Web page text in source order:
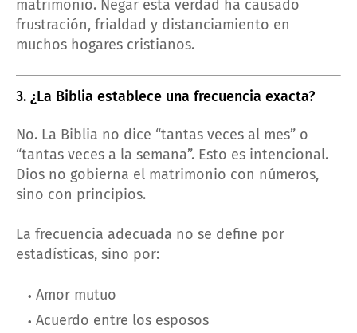
matrimonio. Negar esta verdad ha causado
frustración, frialdad y distanciamiento en
muchos hogares cristianos.
3. ¿La Biblia establece una frecuencia exacta?
No. La Biblia no dice “tantas veces al mes” o
“tantas veces a la semana”. Esto es intencional.
Dios no gobierna el matrimonio con números,
sino con principios.
La frecuencia adecuada no se define por
estadísticas, sino por:
Amor mutuo
Acuerdo entre los esposos